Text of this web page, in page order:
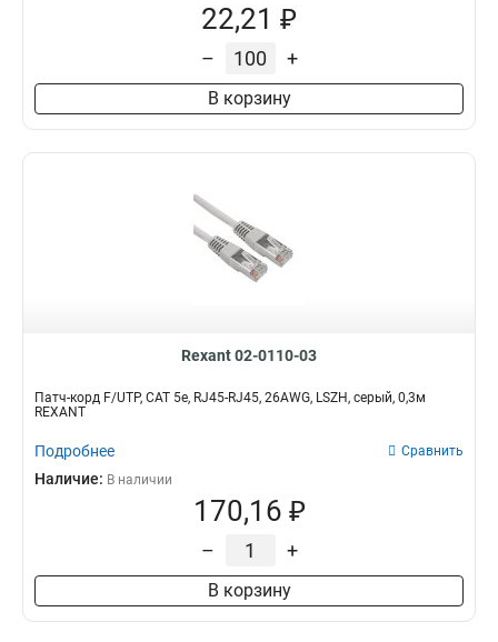
22,21 ₽
– +
В корзину
Rexant 02-0110-03
Патч-корд F/UTP, CAT 5e, RJ45-RJ45, 26AWG, LSZH, серый, 0,3м
REXANT
Подробнее Сравнить
Наличие: В наличии
170,16 ₽
– +
В корзину